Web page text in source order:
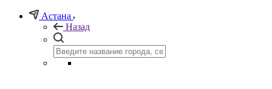
Астана
Назад